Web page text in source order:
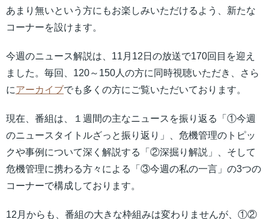
あまり無いという方にもお楽しみいただけるよう、新たな
コーナーを設けます。
今週のニュース解説は、11月12日の放送で170回目を迎え
ました。毎回、120～150人の方に同時視聴いただき、さら
にアーカイブでも多くの方にご覧いただいております。
現在、番組は、１週間の主なニュースを振り返る「①今週
のニュースタイトルざっと振り返り」、危機管理のトピッ
クや事例について深く解説する「②深掘り解説」、そして
危機管理に携わる方々による「③今週の私の一言」の3つの
コーナーで構成しております。
12月からも、番組の大きな枠組みは変わりませんが、①②